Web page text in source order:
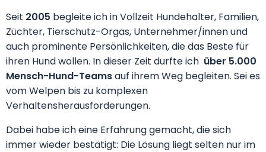
Seit 2005 begleite ich in Vollzeit Hundehalter, Familien,
Züchter, Tierschutz-Orgas, Unternehmer/innen und
auch prominente Persönlichkeiten, die das Beste für
ihren Hund wollen. In dieser Zeit durfte ich über 5.000
Mensch-Hund-Teamsauf ihrem Weg begleiten. Sei es
vom Welpen bis zu komplexen
Verhaltensherausforderungen.
Dabei habe ich eine Erfahrung gemacht, die sich
immer wieder bestätigt: Die Lösung liegt selten nur im